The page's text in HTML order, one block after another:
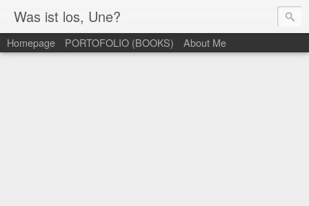
Was ist los, Une?
Homepage PORTOFOLIO (BOOKS) About Me